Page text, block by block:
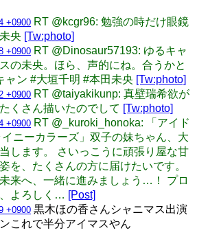
+0900 RT @kcgr96: 勉強の時だけ眼鏡
央 [Tw:photo]
+0900 RT @Dinosaur57193: ゆるキャ
の未央。ほら、声的にね。合うかと
ャン #大垣千明 #本田未央 [Tw:photo]
+0900 RT @taiyakikunp: 真壁瑞希欲が
くさん描いたのでして [Tw:photo]
+0900 RT @_kuroki_honoka: 「アイド
ニーカラーズ」双子の妹ちゃん、大
します。 さいっこうに頑張り屋な甘
を、たくさんの方に届けたいです。
来へ、一緒に進みましょう…！ プロ
よろしく… [Post]
+0900 黒木ほの香さんシャニマス出演
これで半分アイマスやん